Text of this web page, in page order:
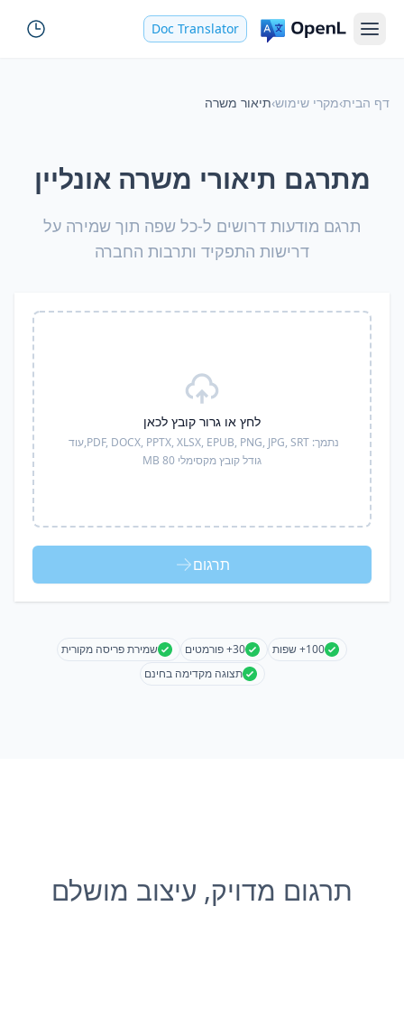
Doc Translator
דף הבית›מקרי שימוש›תיאור משרה
מתרגם תיאורי משרה אונליין
תרגם מודעות דרושים ל-כל שפה תוך שמירה על
דרישות התפקיד ותרבות החברה
לחץ או גרור קובץ לכאן
נתמך: PDF, DOCX, PPTX, XLSX, EPUB, PNG, JPG, SRT, עוד
גודל קובץ מקסימלי 80 MB
תרגום
100+ שפות 30+ פורמטים
שמירת פריסה מקורית
תצוגה מקדימה בחינם
תרגום מדויק, עיצוב מושלם